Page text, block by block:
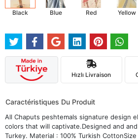
Black Blue Red Yellow
Hızlı Livraison
Caractéristiques Du Produit
All Chaputs peshtemals signature design
colors that will captivate.Designed and
Turkey. Material : 100% Turkish